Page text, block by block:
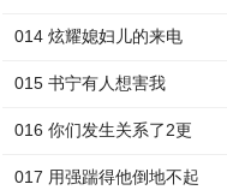
014 炫耀媳妇儿的来电
015 书宁有人想害我
016 你们发生关系了2更
017 用强踹得他倒地不起